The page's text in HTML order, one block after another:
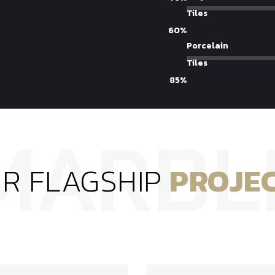
Tiles
60%
Porcelain
Tiles
85%
FLAGSHIP